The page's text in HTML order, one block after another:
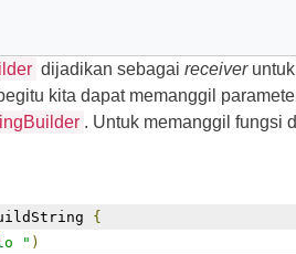
dijadikan sebagai receiveruntuk
kita dapat memanggil
. Untuk memanggil fungsi
{
" )